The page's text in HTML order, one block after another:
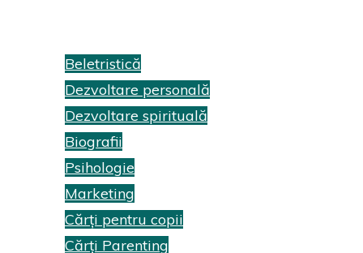
Beletristică
Dezvoltare personală
Dezvoltare spirituală
Biografii
Psihologie
Marketing
Cărți pentru copii
Cărți Parenting